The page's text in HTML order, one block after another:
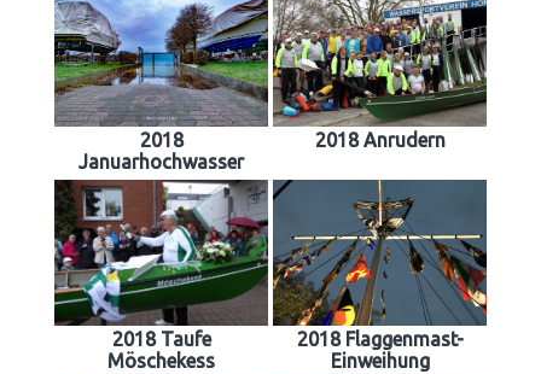
2018
Januarhochwasser
2018 Anrudern
2018 Taufe
Möschekess
2018 Flaggenmast-
Einweihung